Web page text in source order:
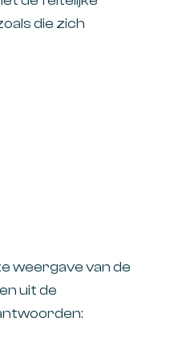
die zich
weergave van de
uit de